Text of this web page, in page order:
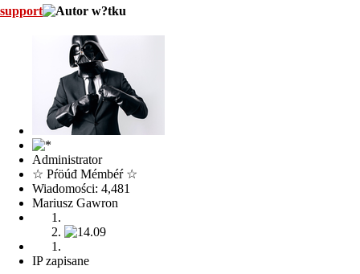
support
Administrator
☆ Pŕöúđ Mémbéŕ ☆
Wiadomości: 4,481
Mariusz Gawron
IP zapisane